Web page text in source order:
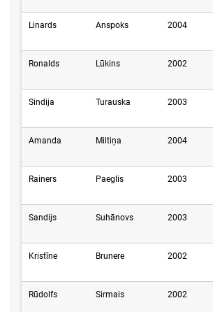
Linards Anspoks 2004
Ronalds Lūkins 2002
Sindija Turauska 2003
Amanda Miltiņa 2004
Rainers Paeglis 2003
Sandijs Suhānovs 2003
Kristīne Brunere 2002
Rūdolfs Sirmais 2002